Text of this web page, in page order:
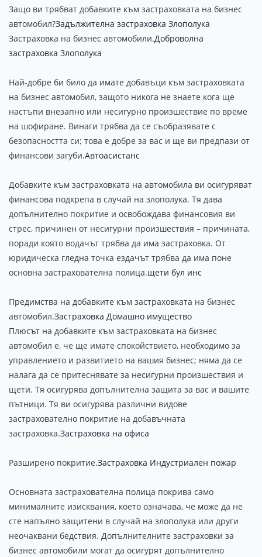
Защо ви трябват добавките към застраховката на бизнес
автомобил?Задължителна застраховка Злополука
Застраховка на бизнес автомобили.Доброволна
застраховка Злополука
Най-добре би било да имате добавъци към застраховката
на бизнес автомобил, защото никога не знаете кога ще
настъпи внезапно или несигурно произшествие по време
на шофиране. Винаги трябва да се съобразявате с
безопасността си; това е добре за вас и ще ви предпази от
финансови загуби.Автоасистанс
Добавките към застраховката на автомобила ви осигуряват
финансова подкрепа в случай на злополука. Тя дава
допълнително покритие и освобождава финансовия ви
стрес, причинен от несигурни произшествия – причината,
поради която водачът трябва да има застраховка. От
юридическа гледна точка ездачът трябва да има поне
основна застрахователна полица.щети бул инс
Предимства на добавките към застраховката на бизнес
автомобил.Застраховка Домашно имущество
Плюсът на добавките към застраховката на бизнес
автомобил е, че ще имате спокойствието, необходимо за
управлението и развитието на вашия бизнес; няма да се
налага да се притеснявате за несигурни произшествия и
щети. Тя осигурява допълнителна защита за вас и вашите
пътници. Тя ви осигурява различни видове
застрахователно покритие на добавъчната
застраховка.Застраховка на офиса
Разширено покритие.Застраховка Индустриален пожар
Основната застрахователна полица покрива само
минималните изисквания, което означава, че може да не
сте напълно защитени в случай на злополука или други
неочаквани бедствия. Допълнителните застраховки за
бизнес автомобили могат да осигурят допълнително